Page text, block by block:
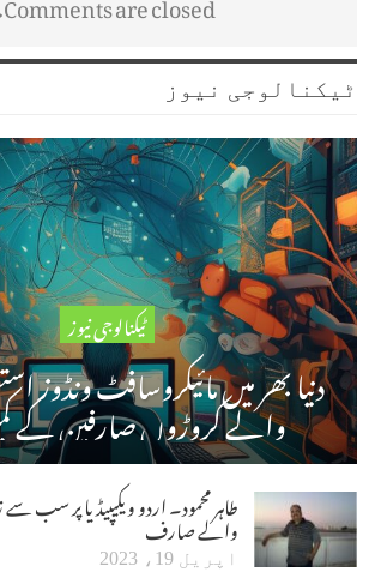
ٹیکنالوجی نیوز
ٹیکنالوجی نیوز
دنیا بھر میں مائیکروسافٹ ونڈوز
والے کروڑوں صارفین کے
طاہر محمود۔ اردو ویکیپیڈیا پر سب
والے صارف
اپریل 19، 2023